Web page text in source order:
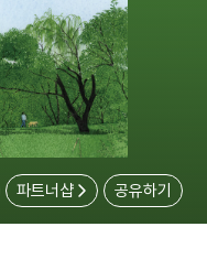
파트너샵 공유하기